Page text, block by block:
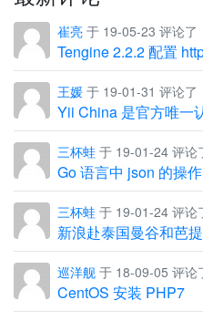
崔亮 于 19-05-23 评论了
Tengine 2.2.2 配置
王媛 于 19-01-31 评论了
Yii China 是官方唯一
三杯蛙 于 19-01-24 评论
Go 语言中 json 的操
三杯蛙 于 19-01-24 评论
新浪赴泰国曼谷和芭
巡洋舰 于 18-09-05 评论
CentOS 安装 PHP7